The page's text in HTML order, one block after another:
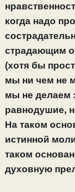
когда надо
страдающим
(хотя бы
мы ни чем не
мы не делаем
равнодушие,
На таком
истинной
таком
духовную